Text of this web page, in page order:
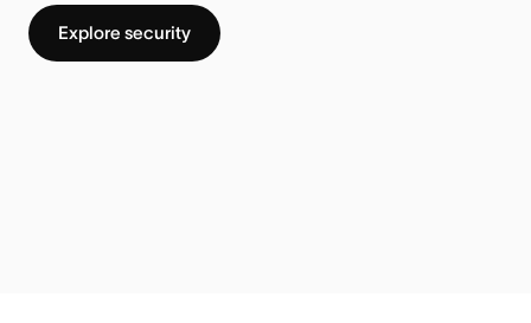
Explore security